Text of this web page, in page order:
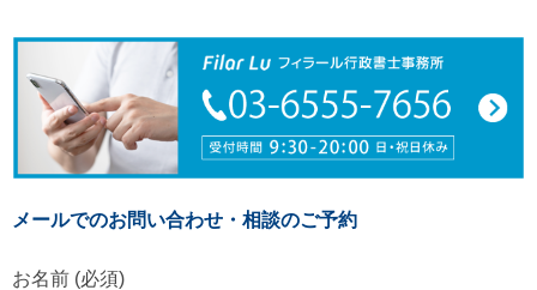
メールでのお問い合わせ・相談のご予約
お名前 (必須)